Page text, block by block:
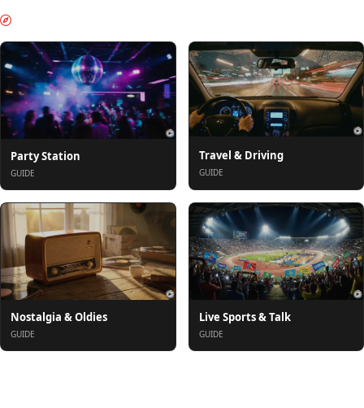
Party Station
GUIDE
Travel & Driving
GUIDE
Nostalgia & Oldies
GUIDE
Live Sports & Talk
GUIDE